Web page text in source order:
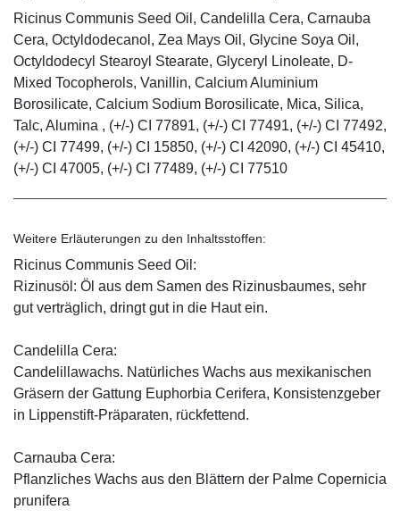
Ricinus Communis Seed Oil, Candelilla Cera, Carnauba
Cera, Octyldodecanol, Zea Mays Oil, Glycine Soya Oil,
Octyldodecyl Stearoyl Stearate, Glyceryl Linoleate, D-
Mixed Tocopherols, Vanillin, Calcium Aluminium
Borosilicate, Calcium Sodium Borosilicate, Mica, Silica,
Talc, Alumina , (+/-) CI 77891, (+/-) CI 77491, (+/-) CI 77492,
(+/-) CI 77499, (+/-) CI 15850, (+/-) CI 42090, (+/-) CI 45410,
(+/-) CI 47005, (+/-) CI 77489, (+/-) CI 77510
Weitere Erläuterungen zu den Inhaltsstoffen:
Ricinus Communis Seed Oil:
Rizinusöl: Öl aus dem Samen des Rizinusbaumes, sehr
gut verträglich, dringt gut in die Haut ein.
Candelilla Cera:
Candelillawachs. Natürliches Wachs aus mexikanischen
Gräsern der Gattung Euphorbia Cerifera, Konsistenzgeber
in Lippenstift-Präparaten, rückfettend.
Carnauba Cera:
Pflanzliches Wachs aus den Blättern der Palme Copernicia
prunifera